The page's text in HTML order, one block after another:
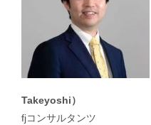
Takeyoshi）
fjコンサルタンツ